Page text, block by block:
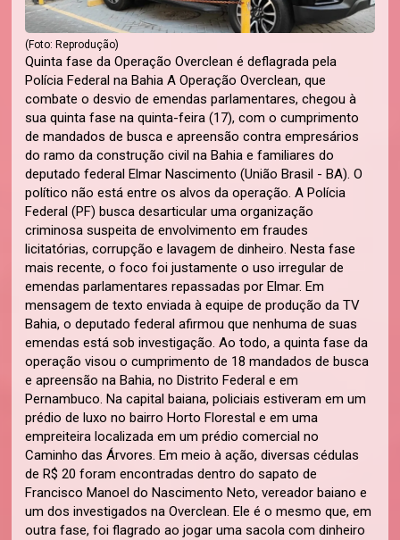
(Foto: Reprodução)
Quinta fase da Operação Overclean é deflagrada pela
Polícia Federal na Bahia A Operação Overclean, que
combate o desvio de emendas parlamentares, chegou à
sua quinta fase na quinta-feira (17), com o cumprimento
de mandados de busca e apreensão contra empresários
do ramo da construção civil na Bahia e familiares do
deputado federal Elmar Nascimento (União Brasil - BA). O
político não está entre os alvos da operação. A Polícia
Federal (PF) busca desarticular uma organização
criminosa suspeita de envolvimento em fraudes
licitatórias, corrupção e lavagem de dinheiro. Nesta fase
mais recente, o foco foi justamente o uso irregular de
emendas parlamentares repassadas por Elmar. Em
mensagem de texto enviada à equipe de produção da TV
Bahia, o deputado federal afirmou que nenhuma de suas
emendas está sob investigação. Ao todo, a quinta fase da
operação visou o cumprimento de 18 mandados de busca
e apreensão na Bahia, no Distrito Federal e em
Pernambuco. Na capital baiana, policiais estiveram em um
prédio de luxo no bairro Horto Florestal e em uma
empreiteira localizada em um prédio comercial no
Caminho das Árvores. Em meio à ação, diversas cédulas
de R$ 20 foram encontradas dentro do sapato de
Francisco Manoel do Nascimento Neto, vereador baiano e
um dos investigados na Overclean. Ele é o mesmo que, em
outra fase, foi flagrado ao jogar uma sacola com dinheiro